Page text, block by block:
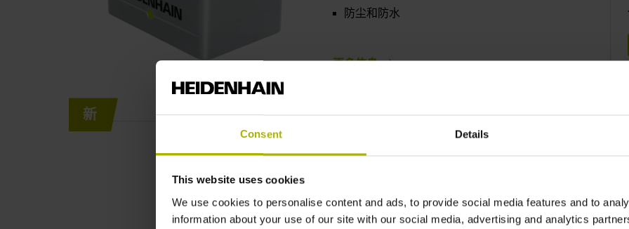
Consent Details
This website uses cookies
We use cookies to personalise content and ads, to provide social media features and to
information about your use of our site with our social media, advertising and analytics
新
防尘和防水
更多信息
TT 460
接口：HTL或EnDat 2.2（通过收发单元）
探测速度可达5 m/min